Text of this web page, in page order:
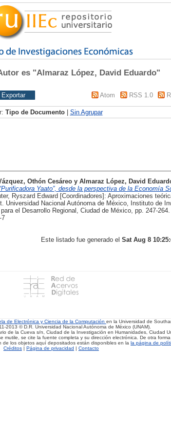
es "Almaraz López, David Eduardo"
Atom RSS 1.0
Tipo de Documento| Sin Agrupar
Othón Cesáreo y Almaraz López, David
Yaato”, desde la perspectiva de la Economía
Ryszard Edward [Coordinadores]: Aproximaciones
Universidad Nacional Autónoma de México, Instituto de
el Desarrollo Regional, Ciudad de México, pp. 247-
7
Este listado fue generado el Sat Aug 8
de Electrónica y Ciencia de la Computación en la Universidad de
2013 © D.R. Universidad Nacional Autónoma de México (UNAM).
de la Cueva s/n, Ciudad de la Investigación en Humanidades, Ciudad
se cite la fuente completa y su dirección electrónica. De otra
de los objetos aquí depositados están disponibles en la la página de
Créditos | Página de privacidad | Contacto